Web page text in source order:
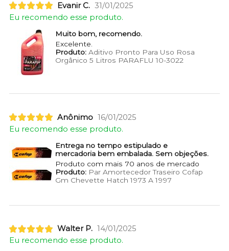
Evanir C. 31/01/2025
Eu recomendo esse produto.
Muito bom, recomendo.
Excelente.
Produto:Aditivo Pronto Para Uso Rosa
Orgânico 5 Litros PARAFLU 10-3022
Anônimo 16/01/2025
Eu recomendo esse produto.
Entrega no tempo estipulado e
mercadoria bem embalada. Sem objeções.
Produto com mais 70 anos de mercado
Produto:Par Amortecedor Traseiro Cofap
Gm Chevette Hatch 1973 A 1997
Walter P. 14/01/2025
Eu recomendo esse produto.